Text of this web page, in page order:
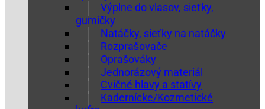
Výplne do vlasov, sieťky,
gumičky
Natáčky, sieťky na natáčky
Rozprašovače
Oprašováky
Jednorázový materiál
Cvičné hlavy a statívy
Kadernícke/Kozmetické